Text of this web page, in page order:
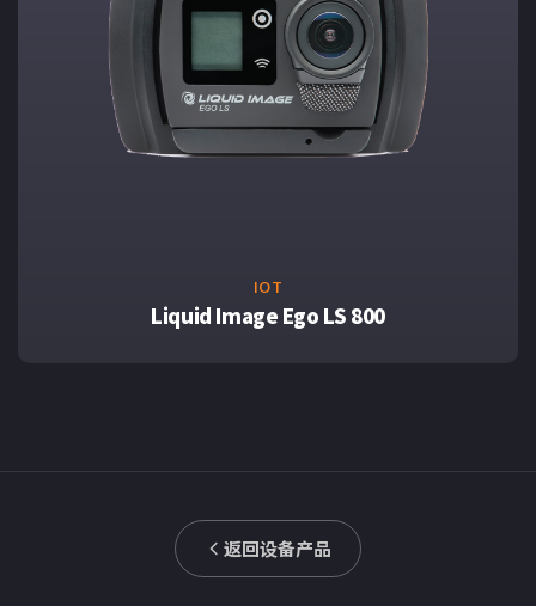
IOT
Liquid Image Ego LS 800
返回设备产品